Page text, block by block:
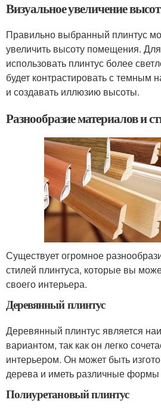
Визуальное увеличение
Правильно выбранный плинтус
увеличить высоту помещения.
использовать плинтус более
будет контрастировать с темным
и создавать иллюзию высоты.
Разнообразие материалов и
Существует огромное
стилей плинтуса, которые вы
своего интерьера.
Деревянный плинтус
Деревянный плинтус является
вариантом, так как он легко
интерьером. Он может быть
дерева и иметь различные
Полиуретановый плинтус